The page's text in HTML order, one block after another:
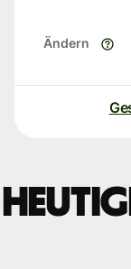
Ändern